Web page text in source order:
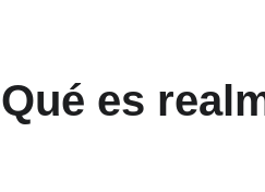
Qué es